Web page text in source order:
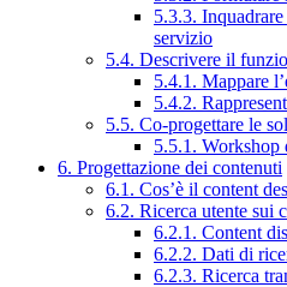
5.3.3.
servizio
5.4. Descrivere il
5.4.1. Mappare
5.4.2.
5.5. Co-progettare le
5.5.1. Workshop
6. Progettazione dei contenuti
6.1. Cos’è il content
6.2. Ricerca utente sui
6.2.1. Content
6.2.2. Dati di
6.2.3. Ricerca